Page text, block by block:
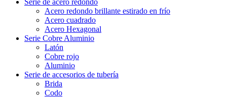
Serie de acero redondo
Acero redondo brillante estirado en frío
Acero cuadrado
Acero Hexagonal
Serie Cobre Aluminio
Latón
Cobre rojo
Aluminio
Serie de accesorios de tubería
Brida
Codo